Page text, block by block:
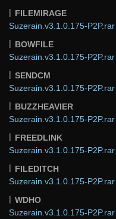
FILEMIRAGE
Suzerain.v3.1.0.175-P2P.rar
BOWFILE
Suzerain.v3.1.0.175-P2P.rar
SENDCM
Suzerain.v3.1.0.175-P2P.rar
BUZZHEAVIER
Suzerain.v3.1.0.175-P2P.rar
FREEDLINK
Suzerain.v3.1.0.175-P2P.rar
FILEDITCH
Suzerain.v3.1.0.175-P2P.rar
WDHO
Suzerain.v3.1.0.175-P2P.rar